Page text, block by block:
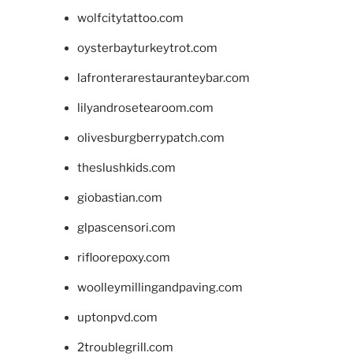
wolfcitytattoo.com
oysterbayturkeytrot.com
lafronterarestauranteybar.com
lilyandrosetearoom.com
olivesburgberrypatch.com
theslushkids.com
giobastian.com
glpascensori.com
rifloorepoxy.com
woolleymillingandpaving.com
uptonpvd.com
2troublegrill.com